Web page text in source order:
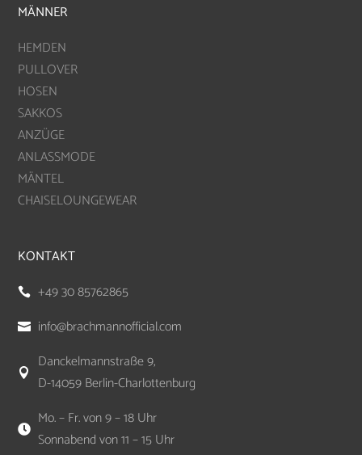
MÄNNER
HEMDEN
PULLOVER
HOSEN
SAKKOS
ANZÜGE
ANLASSMODE
MÄNTEL
CHAISELOUNGEWEAR
KONTAKT
 +49 30 85762865
 info@brachmannofficial.com

Danckelmannstraße 9,
D-14059 Berlin-Charlottenburg

Mo. – Fr. von 9 – 18 Uhr
Sonnabend von 11 – 15 Uhr